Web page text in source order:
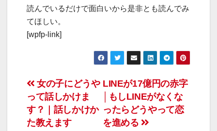
読んでいるだけで面白いから是非とも読んでみ
てほしい。
[wpfp-link]
投
稿
ナ
LINEが17億円の赤字
│もしLINEがなくな
ったらどうやって恋
を進める
女の子にどうや
って話しかけま
す？｜話しかけか
た教えます